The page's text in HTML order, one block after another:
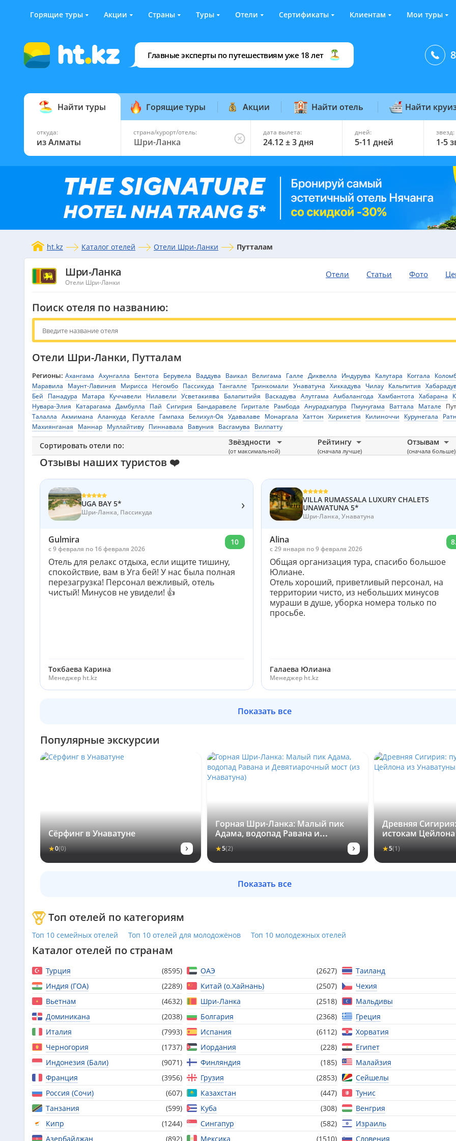
Горящие туры Акции Страны Туры Отели Сертификаты Клиентам Мои туры
Главные эксперты по путешествиям уже 18 лет
Найти туры Горящие туры Акции Найти отель Найти
откуда:
из Алматы
страна/курорт/отель: дата вылета:
24.12 ± 3 дня
дней:
5-11 дней
звезд:
1-5
ht.kz Каталог отелей Отели Шри-Ланки Путталам
Отели Статьи Фото
Шри-Ланка
Отели Шри-Ланки
Поиск отеля по названию:
Отели Шри-Ланки, Путталам
Регионы: Ахангама Ахунгалла Бентота Берувела Ваддува Ваикал Велигама Галле Диквелла Индурува Калутара Коггала
Маравила
Маунт-Лавиния Мирисса Негомбо Пассикуда Тангалле Тринкомали Унаватуна Хиккадува Чилау Кальпития
Бей
Панадура Матара Куччавели Нилавели Усветакиява Балапитийя Васкадува Алутгама Амбалангода Хамбантота Хабарана
Нувара-Элия
Катарагама Дамбулла Пай Сигирия Бандаравеле Гиритале Рамбода Анурадхапура Пмунугама Ваттала Матале
Талалла Акмимана Аланкуда Кегалле Гампаха Белихул-Оя Удавалаве Монаргала Хаттон Хирикетия Килиноччи Курунегала
Махиянганая
Маннар Муллайтиву Пиннавала Вавуния Васгамува Вилпатту
Сортировать отели по: Звёздности
(от максимальной)
Рейтингу
(сначала лучше)
Отзывам
(сначала больше)
Отзывы наших туристов ❤️
UGA BAY 5*
Шри-Ланка, Пассикуда ›
Gulmira
c 9 февраля по 16 февраля 2026
10
Отель для релакс отдыха, если ищите тишину,
спокойствие, вам в Уга бей! У нас была полная
перезагрузка! Персонал вежливый, отель
чистый! Минусов не увидели! 👍
Токбаева Карина
Менеджер ht.kz
VILLA RUMASSALA LUXURY CHALETS
UNAWATUNA 5*
Шри-Ланка, Унаватуна
Alina
c 29 января по 9 февраля 2026
Общая организация тура, спасибо большое
Юлиане.
Отель хороший, приветливый персонал, на
территории чисто, из небольших минусов
мураши в душе, уборка номера только по
просьбе.
Галаева Юлиана
Менеджер ht.kz
Показать все
Популярные экскурсии
Сёрфинг в Унаватуне
★0(0) ›
Горная Шри-Ланка: Малый пик
Адама, водопад Равана и
Девятиарочный мост (из
Унаватуна)
★5(2) ›
Древняя
истокам
★5(1)
Показать все
Топ отелей по категориям
Топ 10 семейных отелей Топ 10 отелей для молодожёнов Топ 10 молодежных отелей
Каталог отелей по странам
Турция (8595) ОАЭ (2627) Таиланд
Индия (ГОА)
(2289) Китай (о.Хайнань) (2507) Чехия
Вьетнам
(4632) Шри-Ланка (2518) Мальдивы
Доминикана
(2038) Болгария (2368) Греция
Италия
(7993) Испания (6112) Хорватия
Черногория
(1737) Иордания (228) Египет
Индонезия (Бали)
(9071) Финляндия (185) Малайзия
Франция
(3956) Грузия (2853) Сейшелы
Россия (Сочи)
(607) Казахстан (447) Тунис
Танзания
(599) Куба (308) Венгрия
Кипр
(1244) Сингапур (582) Израиль
Азербайджан
(892) Мексика (1510) Словения